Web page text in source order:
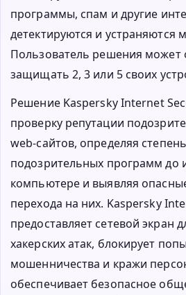
программы, спам и другие
детектируются и устраняются
Пользователь решения может
защищать 2, 3 или 5 своих
Решение Kaspersky Internet
проверку репутации
web-сайтов, определяя
подозрительных программ до
компьютере и выявляя
перехода на них. Kaspersky
предоставляет сетевой экран
хакерских атак, блокирует
мошенничества и кражи
обеспечивает безопасное